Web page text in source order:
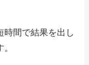
時間で結果を出し